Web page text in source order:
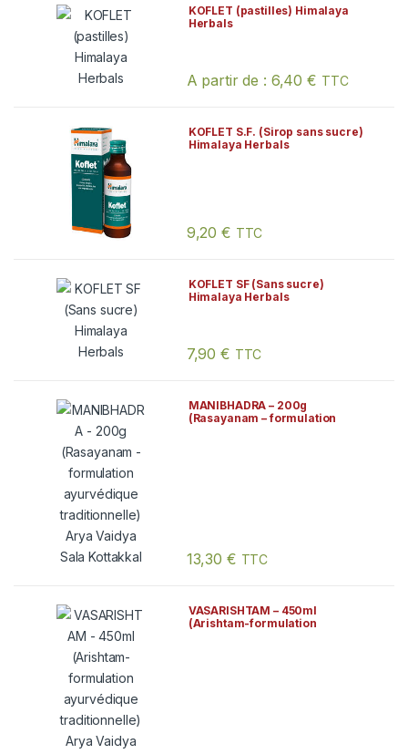
KOFLET (pastilles) Himalaya
Herbals
A partir de : 6,40€ TTC
Ce produit a plusieurs variations.
KOFLET S.F. (Sirop sans sucre)
Himalaya Herbals
9,20 € TTC
KOFLET SF (Sans sucre)
Himalaya Herbals
7,90 € TTC
Ce produit a plusieurs variations.
MANIBHADRA – 200g
(Rasayanam – formulation
13,30 € TTC
VASARISHTAM – 450ml
(Arishtam-formulation